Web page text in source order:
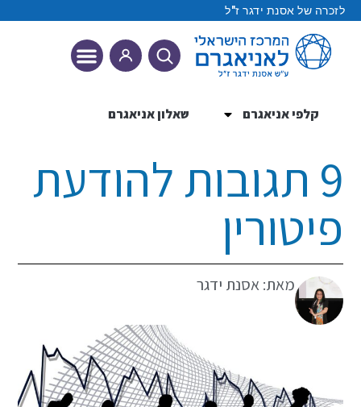
לזכרה של אסנת ידגר ז"ל
קלפי אניאגרם שאלון אניאגרם
9 תגובות להודעת
פיטורין
מאת: אסנת ידגר